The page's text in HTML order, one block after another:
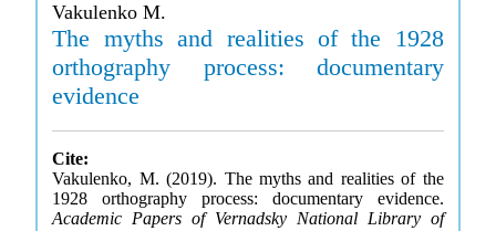
Vakulenko M.
The myths and realities of the 1928
orthography process: documentary
evidence
Cite:
Vakulenko, M. (2019). The myths and realities of the
1928 orthography process: documentary evidence.
Academic Papers of Vernadsky National Library of